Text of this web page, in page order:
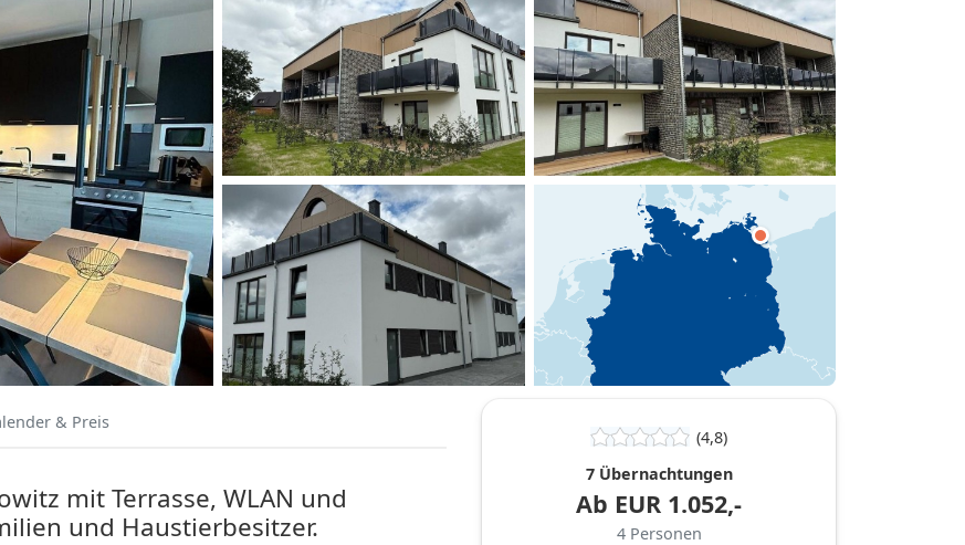
& Preis
mit Terrasse, WLAN und
und Haustierbesitzer.
(4,8)
7 Übernachtungen
Ab EUR 1.052,-
4 Personen